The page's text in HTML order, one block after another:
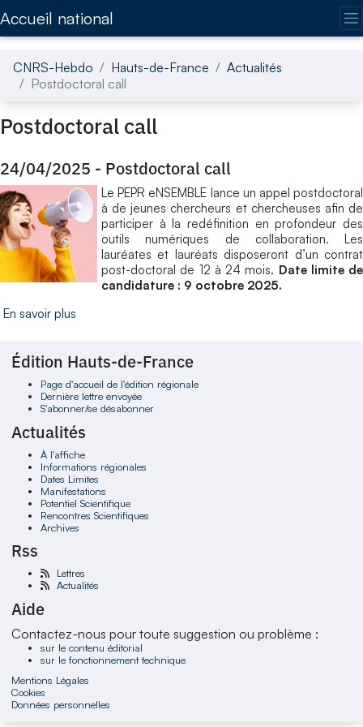
Accueil national
CNRS-Hebdo Hauts-de-France
Actualités
Postdoctoral call
Postdoctoral call
24/04/2025 - Postdoctoral call
Le PEPR eNSEMBLE lance un appel postdoctoral
à de jeunes chercheurs et chercheuses afin de
participer à la redéfinition en profondeur des
outils numériques de collaboration. Les
lauréates et lauréats disposeront d’un contrat
post-doctoral de 12 à 24 mois. Date limite de
candidature : 9 octobre 2025.
En savoir plus
Édition Hauts-de-France
Page d'accueil de l'édition régionale
Dernière lettre envoyée
S'abonner/se désabonner
Actualités
À l'affiche
Informations régionales
Dates Limites
Manifestations
Potentiel Scientifique
Rencontres Scientifiques
Archives
Rss
Lettres
Actualités
Aide
Contactez-nous pour toute suggestion ou problème :
sur le contenu éditorial
sur le fonctionnement technique
Mentions Légales
Cookies
Données personnelles